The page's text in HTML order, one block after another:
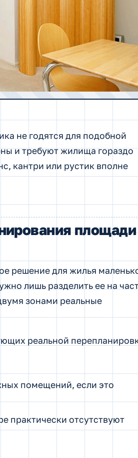
не годятся для подобной
и требуют жилища гораздо
кантри или рустик вполне
площади
решение для жилья
лишь разделить ее на
зонами реальные
реальной
помещений, если это
практически отсутствуют